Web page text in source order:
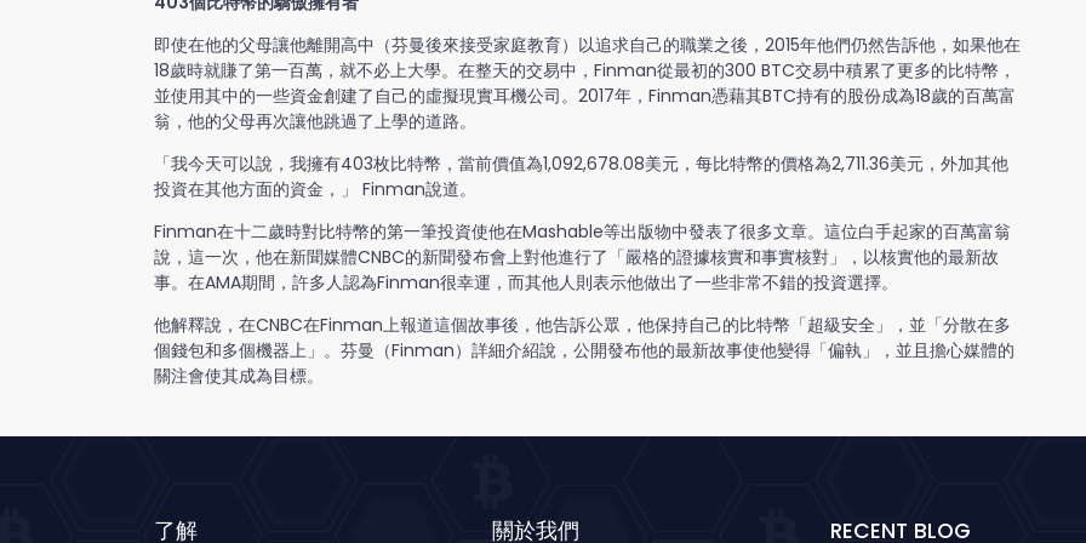
即使在他的父母讓他離開高中（芬曼後來接受家庭教育）以追求自己的職業之後，2015年他們仍然告訴他，如果他在
18歲時就賺了第一百萬，就不必上大學。在整天的交易中，Finman從最初的300 BTC交易中積累了更多的比特幣，
並使用其中的一些資金創建了自己的虛擬現實耳機公司。2017年，Finman憑藉其BTC持有的股份成為18歲的百萬富
翁，他的父母再次讓他跳過了上學的道路。
「我今天可以說，我擁有403枚比特幣，當前價值為1,092,678.08美元，每比特幣的價格為2,711.36美元，外加其他
投資在其他方面的資金，」 Finman說道。
Finman在十二歲時對比特幣的第一筆投資使他在Mashable等出版物中發表了很多文章。這位白手起家的百萬富翁
說，這一次，他在新聞媒體CNBC的新聞發布會上對他進行了「嚴格的證據核實和事實核對」，以核實他的最新故
事。在AMA期間，許多人認為Finman很幸運，而其他人則表示他做出了一些非常不錯的投資選擇。
他解釋說，在CNBC在Finman上報道這個故事後，他告訴公眾，他保持自己的比特幣「超級安全」，並「分散在多
個錢包和多個機器上」。芬曼（Finman）詳細介紹說，公開發布他的最新故事使他變得「偏執」，並且擔心媒體的
關注會使其成為目標。
了解 關於我們 RECENT BLOG